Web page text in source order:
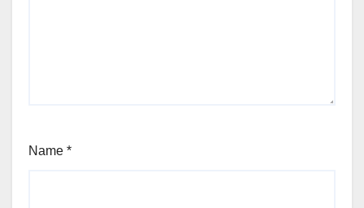
Name *